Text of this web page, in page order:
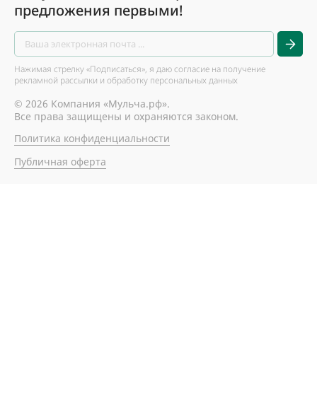
предложения первыми!
Нажимая стрелку «Подписаться», я даю согласие на получение
рекламной рассылки и обработку персональных данных
© 2026 Компания «Мульча.рф».
Все права защищены и охраняются законом.
Политика конфиденциальности
Публичная оферта